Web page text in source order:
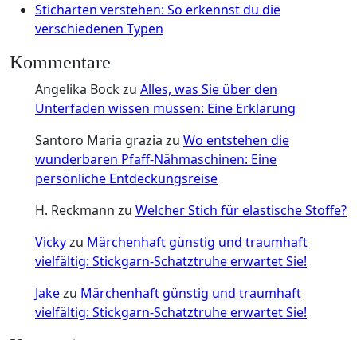
Sticharten verstehen: So erkennst du die
verschiedenen Typen
Kommentare
Angelika Bockzu Alles, was Sie über den
Unterfaden wissen müssen: Eine Erklärung
Santoro Maria grazia zu Wo entstehen die
wunderbaren Pfaff-Nähmaschinen: Eine
persönliche Entdeckungsreise
H. Reckmann zu Welcher Stich für elastische Stoffe?
Vickyzu Märchenhaft günstig und traumhaft
vielfältig: Stickgarn-Schatztruhe erwartet Sie!
Jakezu Märchenhaft günstig und traumhaft
vielfältig: Stickgarn-Schatztruhe erwartet Sie!